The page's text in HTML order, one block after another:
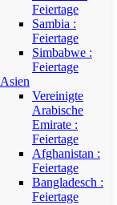
Feiertage
Sambia :
Feiertage
Simbabwe :
Feiertage
Asien
Vereinigte
Arabische
Emirate :
Feiertage
Afghanistan :
Feiertage
Bangladesch :
Feiertage